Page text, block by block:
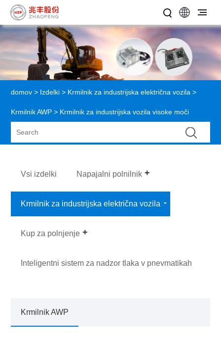
domov > Izdelki > Krmilnik za industrijska električna vozila >
Krmilnik AWP > Krmilnik za industrijska vozila visoke moči
Vsi izdelki Napajalni polnilnik
Krmilnik za industrijska električna vozila
Kup za polnjenje
Inteligentni sistem za nadzor tlaka v pnevmatikah
Krmilnik AWP